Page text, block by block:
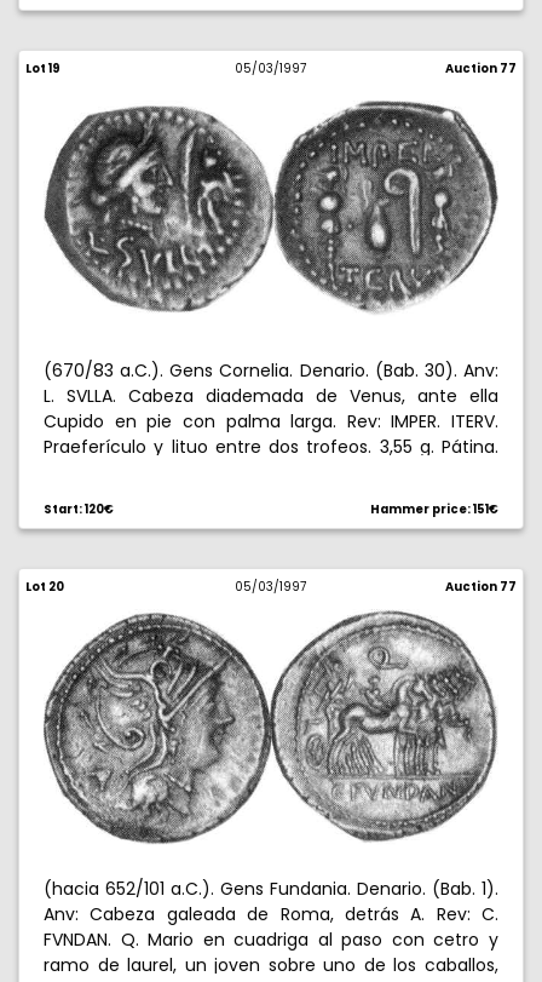
Lot 19 05/03/1997 Auction 77
(670/83 a.C.). Gens Cornelia. Denario. (Bab. 30). Anv:
L. SVLLA. Cabeza diademada de Venus, ante ella
Cupido en pie con palma larga. Rev: IMPER. ITERV.
Praeferículo y lituo entre dos trofeos. 3,55 g. Pátina.
Start: 120€ Hammer price: 151€
Lot 20 05/03/1997 Auction 77
(hacia 652/101 a.C.). Gens Fundania. Denario. (Bab. 1).
Anv: Cabeza galeada de Roma, detrás A. Rev: C.
FVNDAN. Q. Mario en cuadriga al paso con cetro y
ramo de laurel, un joven sobre uno de los caballos,